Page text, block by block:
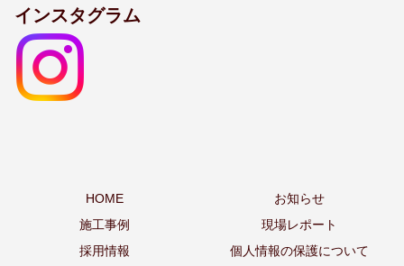
インスタグラム
HOME
お知らせ
施工事例
現場レポート
採用情報
個人情報の保護について